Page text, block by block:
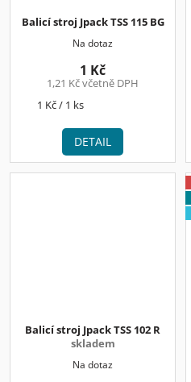
Balicí stroj Jpack TSS 115 BG
Na dotaz
1,21 Kč včetně DPH
1 Kč
Měrná
1 Kč / 1 ks
DETAIL
Balicí stroj Jpack TSS 102 R
skladem
Na dotaz